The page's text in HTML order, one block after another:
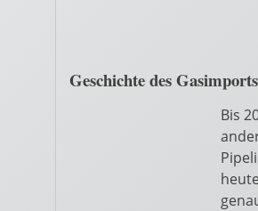
Geschichte des
Bis